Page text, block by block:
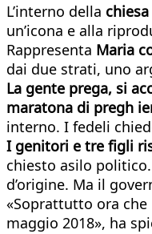
L’interno della
un’icona e alla
Rappresenta Maria
dai due strati, uno
La gente prega, si
maratona di pregh
interno. I fedeli
I genitori e tre figli
chiesto asilo
d’origine. Ma il
«Soprattutto ora
maggio 2018», ha